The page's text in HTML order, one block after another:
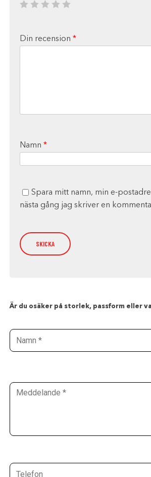
Din recension *
Namn *
Spara mitt namn, min e-
nästa gång jag skriver en
Är du osäker på storlek, passform eller